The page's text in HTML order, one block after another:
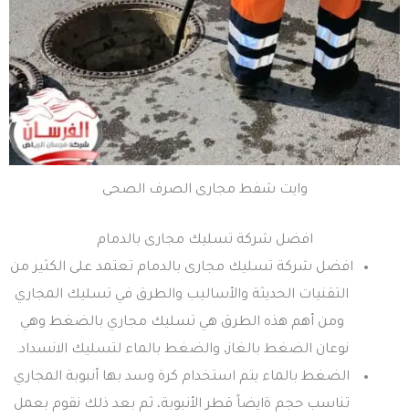
وايت شفط مجارى الصرف الصحى
افضل شركة تسليك مجارى بالدمام
افضل شركة تسليك مجارى بالدمام تعتمد على الكثير من
التقنيات الحديثة والأساليب والطرق في تسليك المجاري
ومن أهم هذه الطرق هي تسليك مجاري بالضغط وهي
نوعان الضغط بالغاز، والضغط بالماء لتسليك الانسداد.
الضغط بالماء يتم استخدام كرة وسد بها أنبوبة المجاري
تناسب حجم ةايضاً قطر الأنبوبة، ثم بعد ذلك نقوم بعمل